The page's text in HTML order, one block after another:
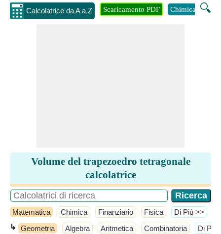
Calcolatrice da A a Z 🔍
Scaricamento PDF Chimica
Volume del trapezoedro tetragonale
calcolatrice
Matematica Chimica Finanziario Fisica ​Di Più >>
↳ Geometria Algebra Aritmetica Combinatoria ​Di Più